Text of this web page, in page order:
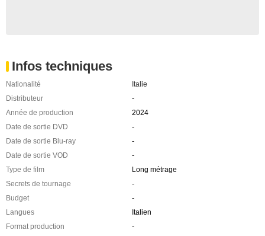
Infos techniques
Nationalité
Italie
Distributeur
-
Année de production
2024
Date de sortie DVD
-
Date de sortie Blu-ray
-
Date de sortie VOD
-
Type de film
Long métrage
Secrets de tournage
-
Budget
-
Langues
Italien
Format production
-